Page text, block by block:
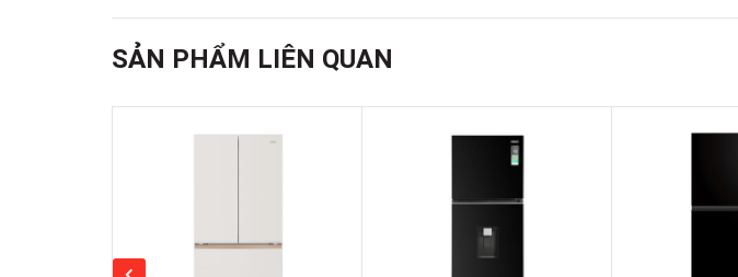
318 lít
Chất liệu ống dẫn gas, dàn lạnh:
SẢN PHẨM LIÊN QUAN